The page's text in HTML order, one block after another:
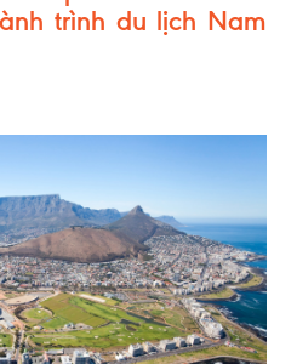
trình du lịch Nam